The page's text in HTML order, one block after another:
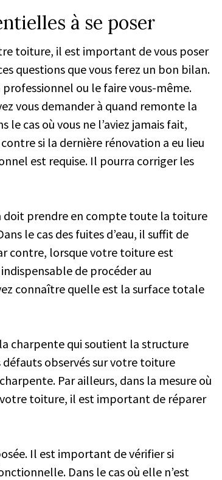
à se poser
toiture, il est important de vous poser
questions que vous ferez un bon bilan.
ou le faire vous-même.
vous demander à quand remonte la
cas où vous ne l’aviez jamais fait,
si la dernière rénovation a eu lieu
est requise. Il pourra corriger les
doit prendre en compte toute la toiture
le cas des fuites d’eau, il suffit de
contre, lorsque votre toiture est
de procéder au
connaître quelle est la surface totale
charpente qui soutient la structure
observés sur votre toiture
Par ailleurs, dans la mesure où
toiture, il est important de réparer
Il est important de vérifier si
Dans le cas où elle n’est